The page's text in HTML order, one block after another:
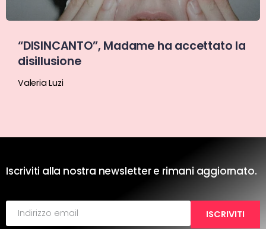
“DISINCANTO”, Madame ha accettato la
disillusione
Valeria Luzi
Iscriviti alla nostra newsletter e rimani aggiornato.